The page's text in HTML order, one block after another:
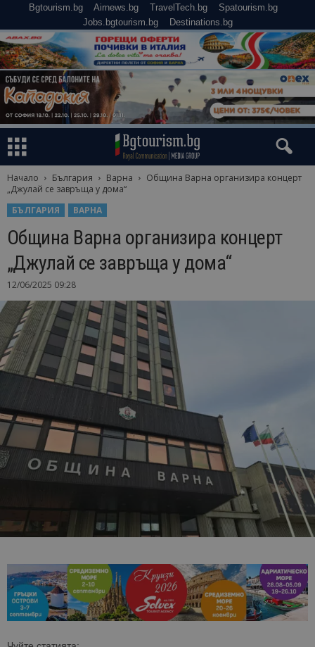
Bgtourism.bg Airnews.bg TravelTech.bg
Spatourism.bg
Jobs.bgtourism.bg
Destinations.bg
Начало България Варна
Община Варна организира концерт
„Джулай се завръща у дома“
БЪЛГАРИЯ
ВАРНА
Община Варна организира концерт
„Джулай се завръща у дома“
12/06/2025 09:28